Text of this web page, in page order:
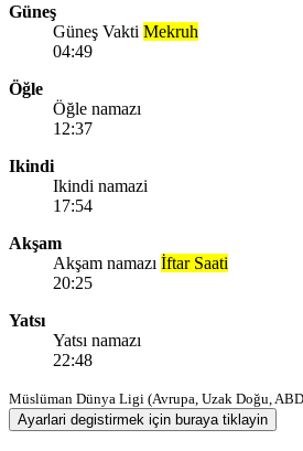
Güneş
Güneş Vakti Mekruh
04:49
Öğle
Öğle namazı
12:37
Ikindi
Ikindi namazi
17:54
Akşam
Akşam namazı İftar Saati
20:25
Yatsı
Yatsı namazı
22:48
Müslüman Dünya Ligi (Avrupa, Uzak Doğu,
Ayarlari degistirmek için buraya tiklayin